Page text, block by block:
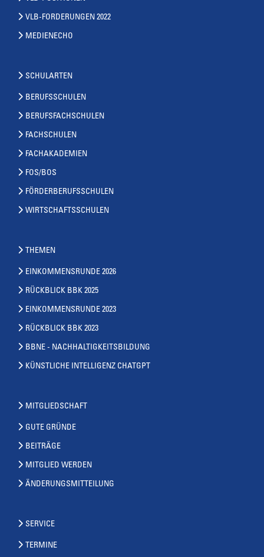
VLB-FORDERUNGEN 2022
MEDIENECHO
SCHULARTEN
BERUFSSCHULEN
BERUFSFACHSCHULEN
FACHSCHULEN
FACHAKADEMIEN
FOS/BOS
FÖRDERBERUFSSCHULEN
WIRTSCHAFTSSCHULEN
THEMEN
EINKOMMENSRUNDE 2026
RÜCKBLICK BBK 2025
EINKOMMENSRUNDE 2023
RÜCKBLICK BBK 2023
BBNE - NACHHALTIGKEITSBILDUNG
KÜNSTLICHE INTELLIGENZ CHATGPT
MITGLIEDSCHAFT
GUTE GRÜNDE
BEITRÄGE
MITGLIED WERDEN
ÄNDERUNGSMITTEILUNG
SERVICE
TERMINE